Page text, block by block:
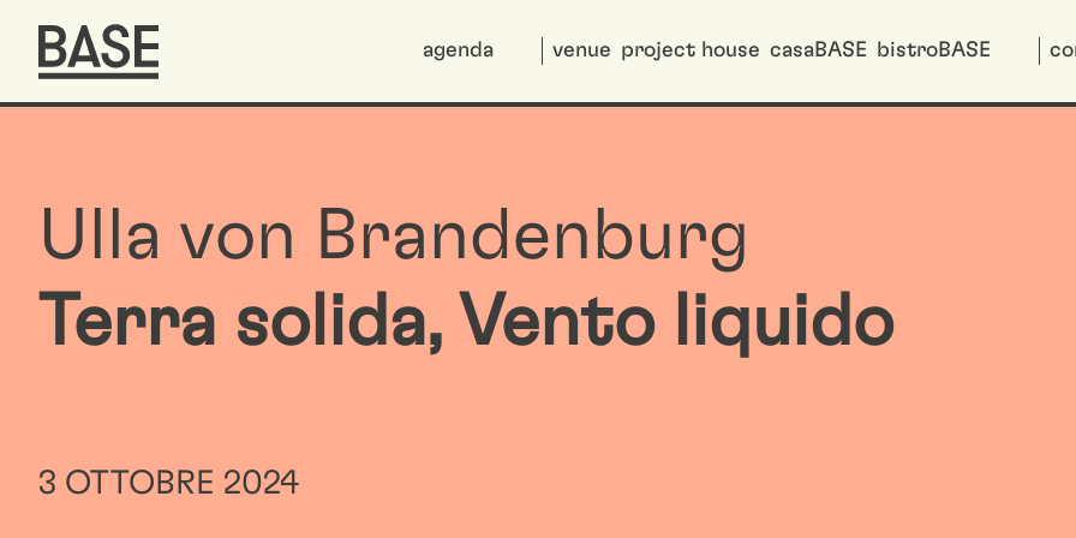
agenda venue project house casaBASE bistroBASE
Ulla von Brandenburg
Terra solida, Vento liquido
3 OTTOBRE 2024